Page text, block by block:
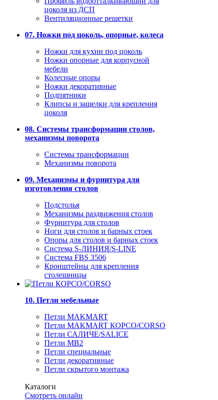
цоколя из ДСП
Вентиляционные решетки
07. Ножки под цоколь, опорные, колеса
Ножки для кухни под цоколь
Ножки опорные для корпусной
мебели
Колесные опоры
Ножки декоративные
Подпятники
Клипсы и защелки для крепления
цоколя
08. Системы трансформации столов,
механизмы поворота
Системы трансформации
Механизмы поворота
09. Механизмы и фурнитура для
изготовления столов
Подстолья
Механизмы раздвижения столов
Фурнитура для столов
Ноги для столов и барных стоек
Опоры для столов и барных стоек
Система S-ЛИНИЯ/S-LINE
Система FBS 3506
Кронштейны для крепления
столешницы
10. Петли мебельные
Петли MAKMART
Петли MAKMART КОРСО/CORSO
Петли САЛИЧЕ/SALICE
Петли MB2
Петли специальные
Петли декоративные
Петли скрытого монтажа
Каталоги
Смотреть онлайн